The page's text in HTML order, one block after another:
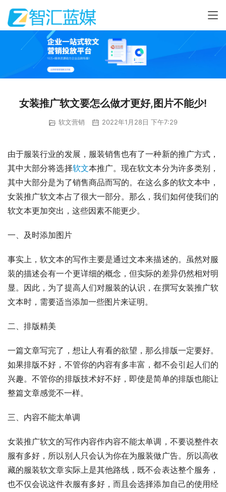
女装推广软文要怎么做才更好,图片不能少!
软文营销 2022年1月28日 下午7:29
由于服装行业的发展，服装销售也有了一种新的推广方式，
其中大部分将选择软文本推广。现在软文本分为许多类别，
其中大部分是为了销售商品而写的。在这么多的软文本中，
女装推广软文本占了很大一部分。那么，我们如何使我们的
软文本更加突出，这些因素不能更少。
一、及时添加图片
事实上，软文本的写作主要是通过文本来描述的。虽然对服
装的描述会有一个更详细的概念，但实际的差异仍然相对明
显。因此，为了提高人们对服装的认识，在撰写女装推广软
文本时，需要适当添加一些图片来证明。
二、排版精美
一篇文章写完了，想让人有看的欲望，那么排版一定要好。
如果排版不好，不管你的内容有多丰富，都不会引起人们的
兴趣。不管你的排版技术好不好，即使是简单的排版也能让
整篇文章感觉不一样。
三、内容不能太单调
女装推广软文的写作内容作内容不能太单调，不要说整件衣
服有多好，所以别人只会认为你在为服装做广告。所以高收
藏的服装软文章实际上是其他路线，既不会表达整个服务，
也不仅会说这件衣服有多好，而且会选择添加自己的使用经